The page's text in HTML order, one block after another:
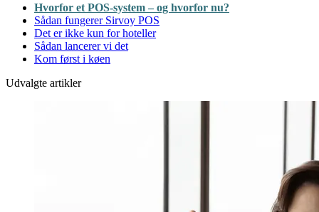
Hvorfor et POS-system – og hvorfor nu?
Sådan fungerer Sirvoy POS
Det er ikke kun for hoteller
Sådan lancerer vi det
Kom først i køen
Udvalgte artikler